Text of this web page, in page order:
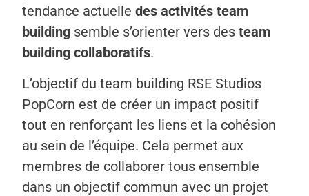
tendance actuelledes activités team
building semble s’orienter vers desteam
building collaboratifs.
L’objectif du team building RSE Studios
PopCorn est de créer un impact positif
tout en renforçant les liens et la cohésion
au sein de l’équipe. Cela permet aux
membres de collaborer tous ensemble
dans un objectif commun avec un projet